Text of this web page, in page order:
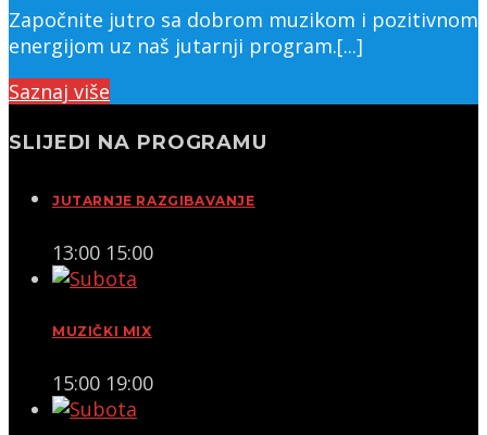
Započnite jutro sa dobrom muzikom i pozitivnom
energijom uz naš jutarnji program.[...]
Saznaj više
SLIJEDI NA PROGRAMU
JUTARNJE RAZGIBAVANJE
13:00 15:00
MUZIČKI MIX
15:00 19:00